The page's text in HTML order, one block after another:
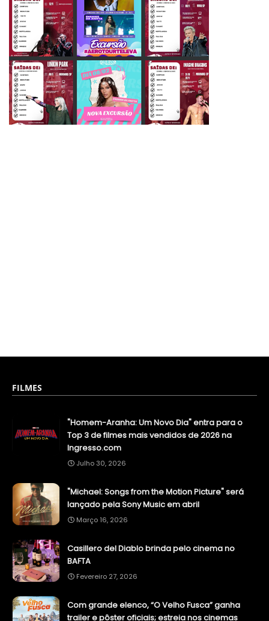
FILMES
"Homem-Aranha: Um Novo Dia" entra para o
Top 3 de filmes mais vendidos de 2026 na
Ingresso.com
Julho 30, 2026
"Michael: Songs from the Motion Picture" será
lançado pela Sony Music em abril
Março 16, 2026
Casillero del Diablo brinda pelo cinema no
BAFTA
Fevereiro 27, 2026
Com grande elenco, “O Velho Fusca” ganha
trailer e pôster oficiais; estreia nos cinemas